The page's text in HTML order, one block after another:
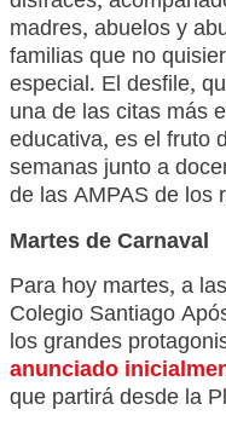
madres, abuelos y
familias que no
especial. El desfile,
una de las citas más
educativa, es el fruto
semanas junto a
de las AMPAS de los
Martes de Carnaval
Para hoy martes, a
Colegio Santiago
los grandes
anunciado
que partirá desde la